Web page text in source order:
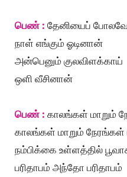
பெண் : தேனியைப் போலவே
நாள் எங்கும் ஓடினான்
அன்பெனும் குலவிளக்காய்
ஒளி வீசினான்
பெண் : காலங்கள் மாறும்
காலங்கள் மாறும் நேரங்கள்
நம்பிக்கை உள்ளத்தில்
பரிதாபம் அந்தோ பரிதாபம்